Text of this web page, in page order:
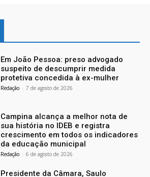
Em João Pessoa: preso advogado
suspeito de descumprir medida
protetiva concedida à ex-mulher
Redação - 7 de agosto de 2026
Campina alcança a melhor nota de
sua história no IDEB e registra
crescimento em todos os indicadores
da educação municipal
Redação - 6 de agosto de 2026
Presidente da Câmara, Saulo